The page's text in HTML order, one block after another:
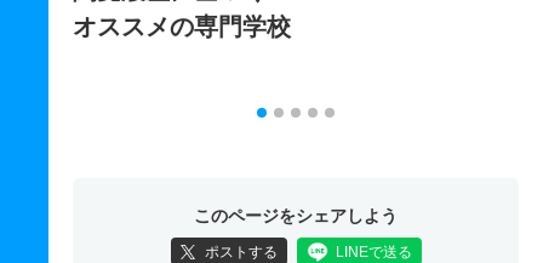
オススメの専門学校
このページをシェアしよう
ポストする LINEで送る